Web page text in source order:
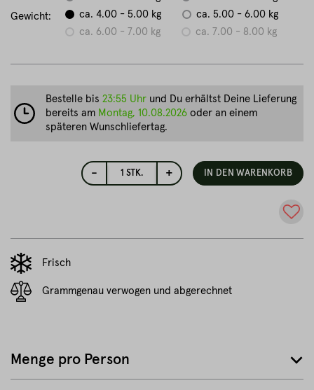
Gewicht:
ca. 4.00 - 5.00 kg
ca. 5.00 - 6.00 kg
ca. 6.00 - 7.00 kg
ca. 7.00 - 8.00 kg
- 1 STK. + IN DEN WARENKORB
Frisch
Grammgenau verwogen und abgerechnet
Bestelle bis 23:55 Uhr und Du erhältst Deine Lieferung
bereits am Montag, 10.08.2026 oder an einem
späteren Wunschliefertag.
Menge pro Person